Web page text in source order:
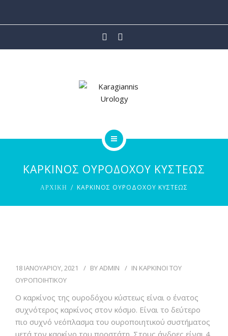
ΟΙ ΙΑΤΡΟΙ
ΕΠΙΚΟΙΝΩΝΙΑ
ΚΑΡΚΙΝΟΣ ΟΥΡΟΔΟΧΟΥ ΚΥΣΤΕΩΣ
ΑΡΧΙΚΗ ΚΑΡΚΙΝΟΣ ΟΥΡΟΔΟΧΟΥ ΚΥΣΤΕΩΣ
18 ΙΑΝΟΥΑΡΙΟΥ, 2021 BYADMIN IN ΚΑΡΚΙΝΟΙ ΤΟΥ
ΟΥΡΟΠΟΙΗΤΙΚΟΥ
Ο καρκίνος της ουροδόχου κύστεως είναι ο ένατος
συχνότερος καρκίνος στον κόσμο. Είναι το δεύτερο
πιο συχνό νεόπλασμα του ουροποιητικού συστήματος
μετά τον καρκίνο του προστάτη. Στους άνδρες είναι 4